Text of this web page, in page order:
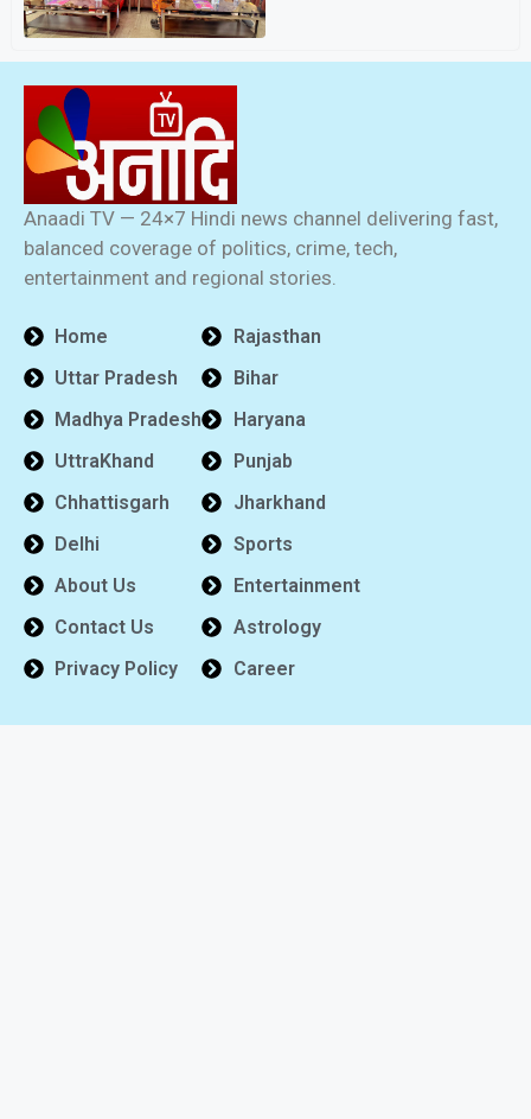
Anaadi TV — 24×7 Hindi news channel delivering fast,
balanced coverage of politics, crime, tech,
entertainment and regional stories.
Home
Uttar Pradesh
Madhya Pradesh
UttraKhand
Chhattisgarh
Delhi
About Us
Contact Us
Privacy Policy
Rajasthan
Bihar
Haryana
Punjab
Jharkhand
Sports
Entertainment
Astrology
Career